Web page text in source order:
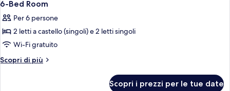
Use
tutte
le
foto
per
6-
6-Bed Room
Per 6 persone
2 letti a castello (singoli) e 2 letti singoli
Wi-Fi gratuito
Scopri di più
Altri
Scopri i prezzi per le tue date